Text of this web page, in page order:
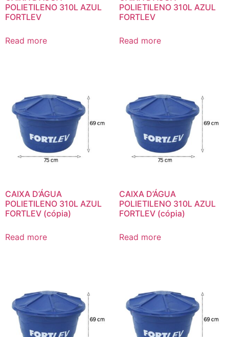
POLIETILENO 310L AZUL
FORTLEV
Read more
POLIETILENO 310L AZUL
FORTLEV
Read more
CAIXA D’ÁGUA
POLIETILENO 310L AZUL
FORTLEV (cópia)
Read more
CAIXA D’ÁGUA
POLIETILENO 310L AZUL
FORTLEV (cópia)
Read more